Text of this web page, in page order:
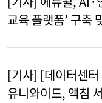
교육 플랫폼’ 구축
[기사] [데이터센
유니와이드, 액침